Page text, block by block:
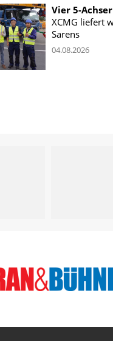
Vier 5-Achser
XCMG liefert
Sarens
04.08.2026